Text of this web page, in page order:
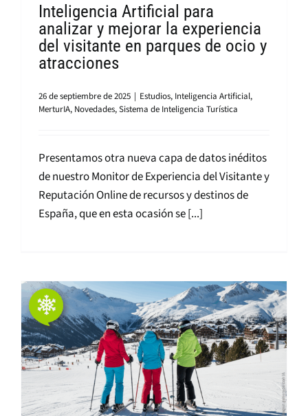
Inteligencia Artificial para
analizar y mejorar la experiencia
del visitante en parques de ocio y
atracciones
26 de septiembre de 2025 | Estudios, Inteligencia Artificial,
MerturIA, Novedades,Sistema de Inteligencia Turística
Presentamos otra nueva capa de datos inéditos
de nuestro Monitor de Experiencia del Visitante y
Reputación Online de recursos y destinos de
España, que en esta ocasión se [...]